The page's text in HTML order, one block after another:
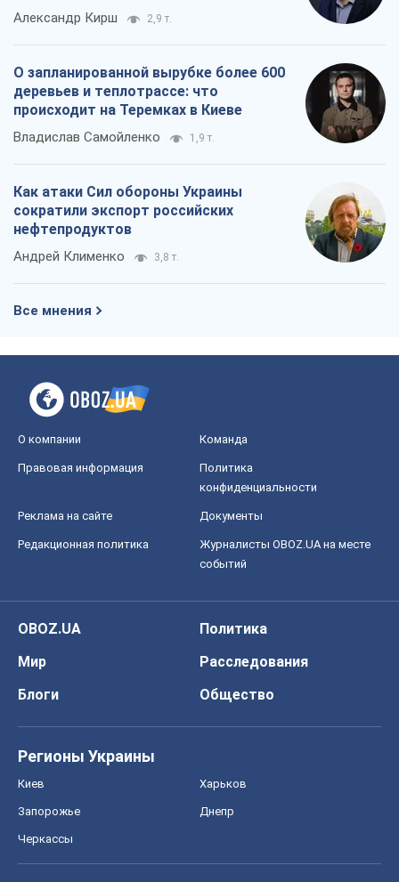
Александр Кирш 2,9 т.
О запланированной вырубке более 600
деревьев и теплотрассе: что
происходит на Теремках в Киеве
Владислав Самойленко 1,9 т.
Как атаки Сил обороны Украины
сократили экспорт российских
нефтепродуктов
Андрей Клименко 3,8 т.
Все мнения
О компании Команда
Правовая информация
Политика
конфиденциальности
Реклама на сайте Документы
Редакционная политика
Журналисты OBOZ.UA на месте
событий
OBOZ.UA
Политика
Мир
Расследования
Блоги
Общество
Регионы Украины
Киев Харьков
Запорожье Днепр
Черкассы